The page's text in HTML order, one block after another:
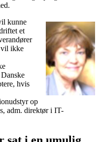
kunne
et
vil ikke
hvis
op
adm. direktør i IT-